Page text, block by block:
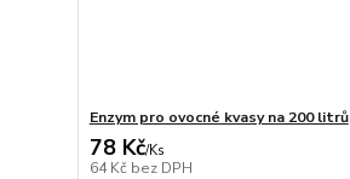
Enzym pro ovocné kvasy na 200 litrů
78 Kč/Ks
64 Kč bez DPH